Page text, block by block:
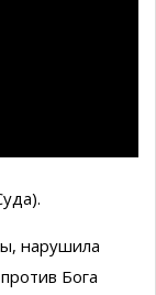
нарушила
Бога